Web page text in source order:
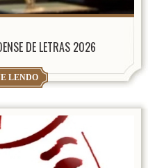
DE LETRAS 2026
LENDO